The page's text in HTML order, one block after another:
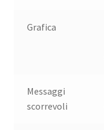
Grafica
Messaggi
scorrevoli